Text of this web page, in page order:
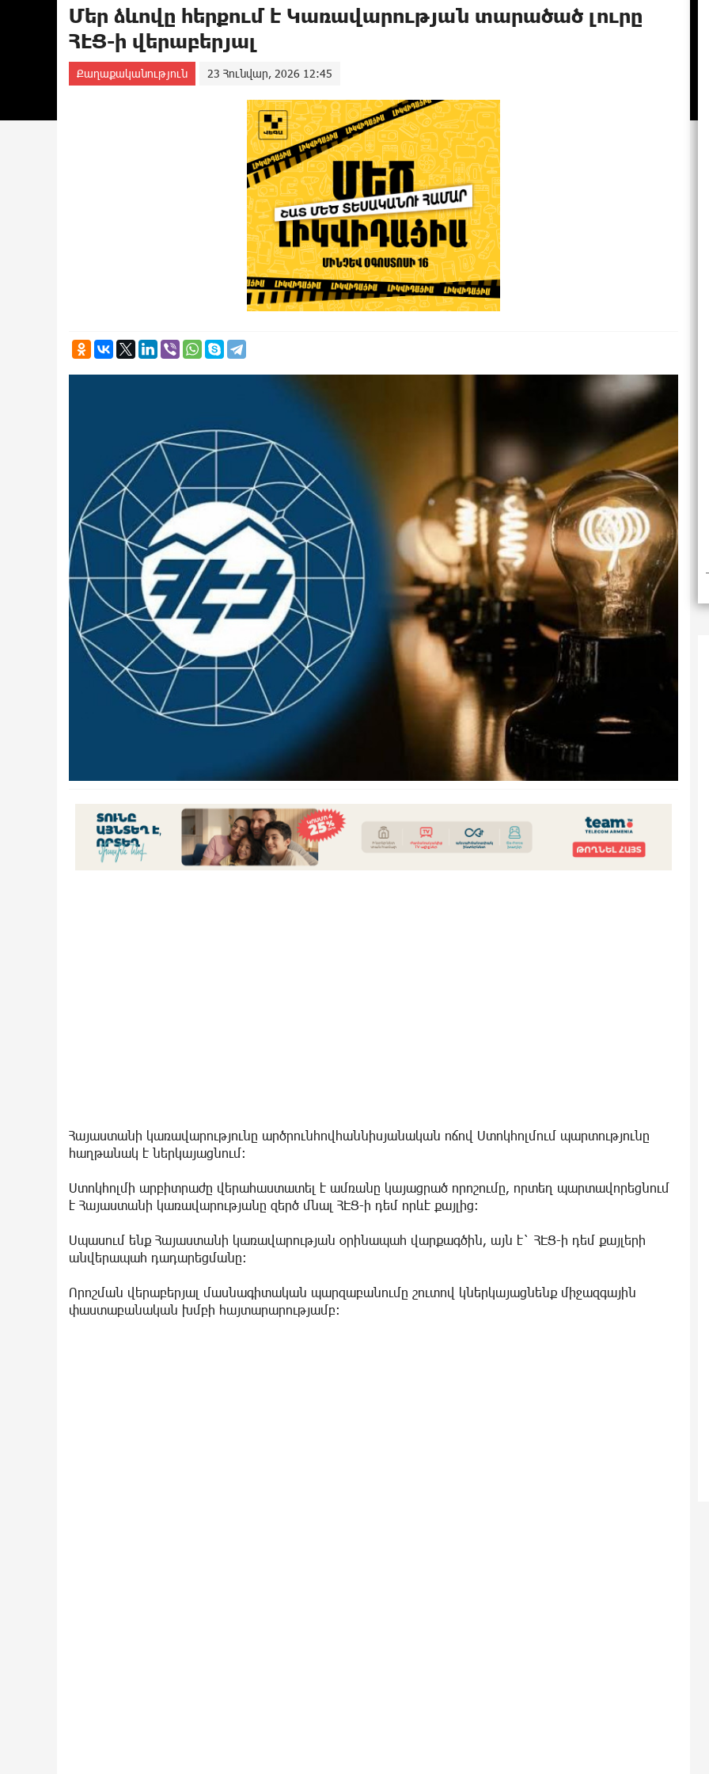
Մեր ձևովը հերքում է Կառավարության տարածած լուրը
ՀԷՑ-ի վերաբերյալ
Քաղաքականություն 23 Հունվար, 2026 12:45
Հայաստանի կառավարությունը արծրունհովհաննիսյանական ոճով Ստոկհոլմում պարտությունը
հաղթանակ է ներկայացնում:
Ստոկհոլմի արբիտրաժը վերահաստատել է ամռանը կայացրած որոշումը, որտեղ պարտավորեցնում
է Հայաստանի կառավարությանը զերծ մնալ ՀԷՑ-ի դեմ որևէ քայլից:
Սպասում ենք Հայաստանի կառավարության օրինապահ վարքագծին, այն է` ՀԷՑ-ի դեմ քայլերի
անվերապահ դադարեցմանը:
Որոշման վերաբերյալ մասնագիտական պարզաբանումը շուտով կներկայացնենք միջազգային
փաստաբանական խմբի հայտարարությամբ։